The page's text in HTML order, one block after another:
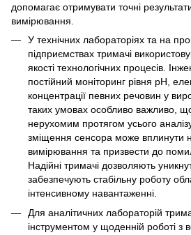
допомагає отримувати точні
вимірювання.
У технічних лабораторіях та на
підприємствах тримачі
якості технологічних процесів.
постійний моніторинг рівня pH,
концентрації певних речовин у
таких умовах особливо важливо,
нерухомим протягом усього
зміщення сенсора може вплинути
вимірювання та призвести до
Надійні тримачі дозволяють
забезпечують стабільну роботу
інтенсивному навантаженні.
Для аналітичних лабораторій
інструментом у щоденній роботі з